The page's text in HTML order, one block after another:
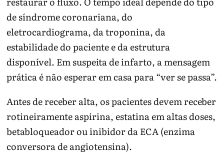
de síndrome coronariana, do
eletrocardiograma, da troponina, da
estabilidade do paciente e da estrutura
disponível. Em suspeita de infarto, a mensagem
prática é não esperar em casa para “ver se passa”.
Antes de receber alta, os pacientes devem receber
rotineiramente aspirina, estatina em altas doses,
betabloqueador ou inibidor da ECA (enzima
conversora de angiotensina).